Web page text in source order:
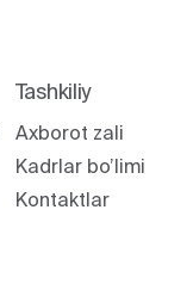
Tashkiliy
Axborot zali
Kadrlar bo’limi
Kontaktlar